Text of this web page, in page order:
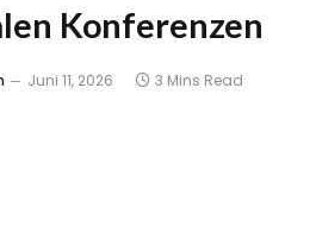
Konferenzen
Juni 11, 2026 3 Mins Read